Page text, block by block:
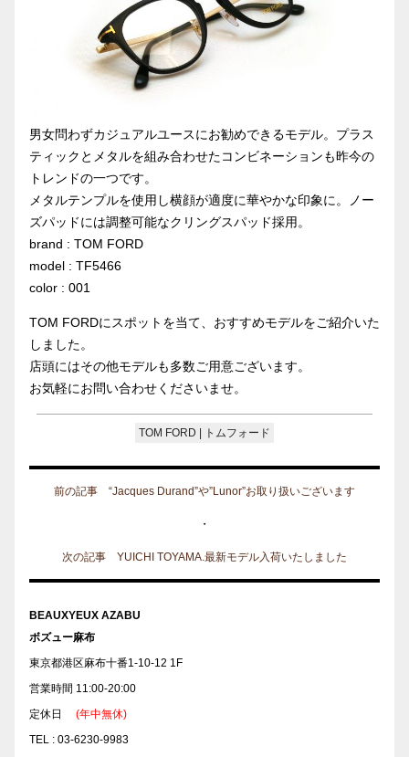
男女問わずカジュアルユースにお勧めできるモデル。プラス
ティックとメタルを組み合わせたコンビネーションも昨今の
トレンドの一つです。
メタルテンプルを使用し横顔が適度に華やかな印象に。ノー
ズパッドには調整可能なクリングスパッド採用。
brand : TOM FORD
model : TF5466
color : 001
TOM FORDにスポットを当て、おすすめモデルをご紹介いた
しました。
店頭にはその他モデルも多数ご用意ございます。
お気軽にお問い合わせくださいませ。
TOM FORD | トムフォード
前の記事 “Jacques Durand”や”Lunor”お取り扱いございます
・
次の記事 YUICHI TOYAMA.最新モデル入荷いたしました
BEAUXYEUX AZABU
ボズュー麻布
東京都港区麻布十番1-10-12 1F
営業時間 11:00-20:00
定休日
(年中無休)
TEL : 03-6230-9983